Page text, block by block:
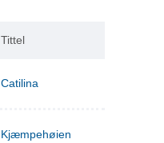
Tittel
Catilina
Kjæmpehøien